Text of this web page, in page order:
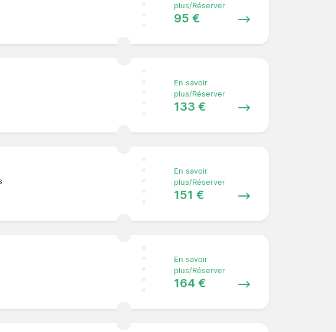
plus/Réserver
95 €
En savoir
plus/Réserver
133 €
En savoir
plus/Réserver
151 €
En savoir
plus/Réserver
164 €